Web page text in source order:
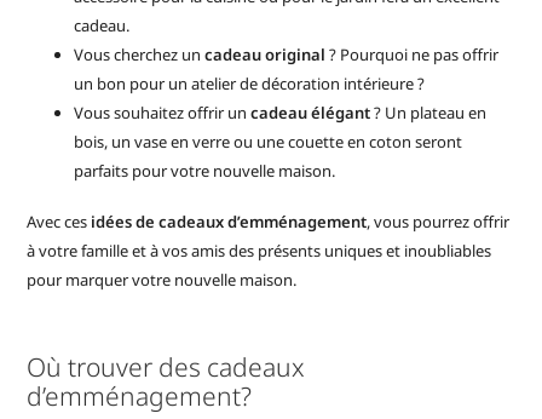
cadeau.
Vous cherchez uncadeau original ? Pourquoi ne pas offrir
un bon pour un atelier de décoration intérieure ?
Vous souhaitez offrir uncadeau élégant? Un plateau en
bois, un vase en verre ou une couette en coton seront
parfaits pour votre nouvelle maison.
Avec ces idées de cadeaux d’emménagement, vous pourrez offrir
à votre famille et à vos amis des présents uniques et inoubliables
pour marquer votre nouvelle maison.
Où trouver des cadeaux
d’emménagement?